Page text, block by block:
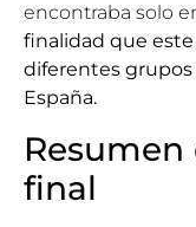
encontraba solo
finalidad que
diferentes grupos
España.
final